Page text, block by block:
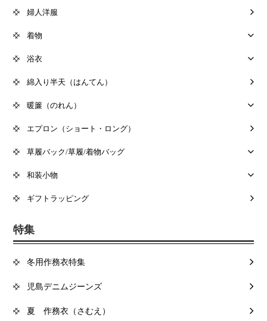
婦人洋服
着物
浴衣
綿入り半天（はんてん）
暖簾（のれん）
エプロン（ショート・ロング）
草履バック/草履/着物バッグ
和装小物
ギフトラッピング
特集
冬用作務衣特集
児島デニムジーンズ
夏 作務衣（さむえ）